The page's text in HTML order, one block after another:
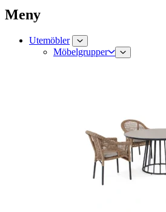
Meny
Utemöbler
Möbelgrupper